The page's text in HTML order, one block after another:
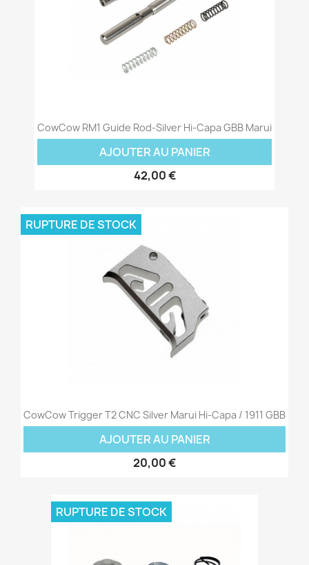
CowCow RM1 Guide Rod-Silver Hi-Capa GBB Marui
AJOUTER AU PANIER
42,00 €
CowCow Trigger T2 CNC Silver Marui Hi-Capa / 1911 GBB
AJOUTER AU PANIER
20,00 €
RUPTURE DE STOCK
RUPTURE DE STOCK